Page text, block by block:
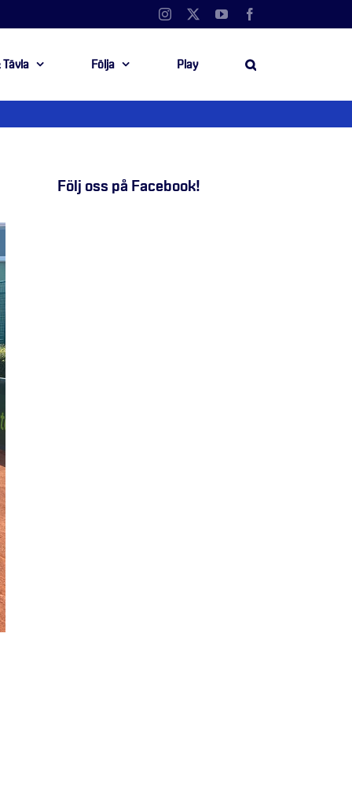
Instagram YouTube
Tävla Följa Play
Följ oss på Facebook!